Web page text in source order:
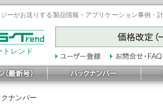
ーがお送りする製品情報・アプリケーション事例
トレンド
ナンバー